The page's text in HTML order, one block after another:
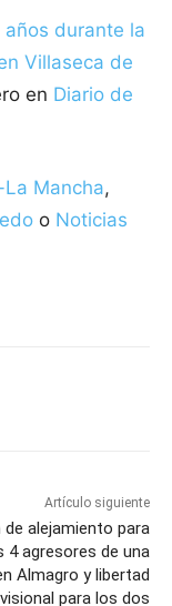
durante la
Villaseca de
en Diario de
Mancha,
o Noticias
Artículo siguiente
de alejamiento para
4 agresores de una
Almagro y libertad
para los dos